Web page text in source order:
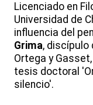
Licenciado en
Universidad de
influencia del
Grima, discípulo
Ortega y
tesis doctoral
silencio'.